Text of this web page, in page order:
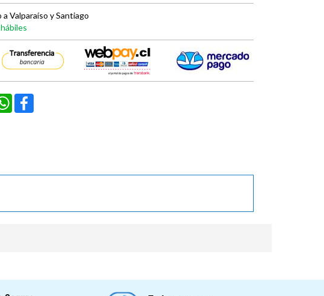
a Valparaíso y Santiago
WhatsApp